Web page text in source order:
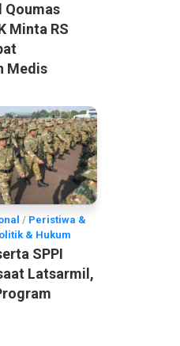
Qoumas
Minta RS
Medis
/ Peristiwa &
& Hukum
SPPI
Latsarmil,